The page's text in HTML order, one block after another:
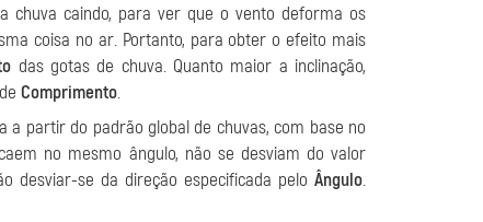
caindo, para ver que o vento deforma os
coisa no ar. Portanto, para obter o efeito mais
das gotas de chuva. Quanto maior a inclinação,
Comprimento.
partir do padrão global de chuvas, com base no
no mesmo ângulo, não se desviam do valor
desviar-se da direção especificada peloÂngulo.